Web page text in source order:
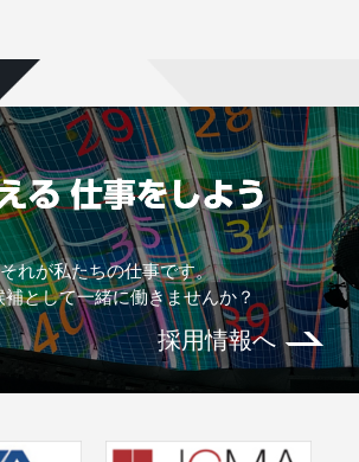
れが私たちの仕事です。
として一緒に働きませんか？
採用情報へ